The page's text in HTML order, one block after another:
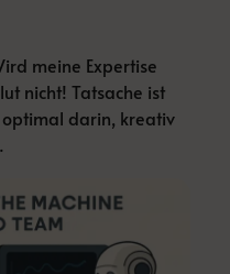
meine Expertise
nicht! Tatsache ist
optimal darin, kreativ